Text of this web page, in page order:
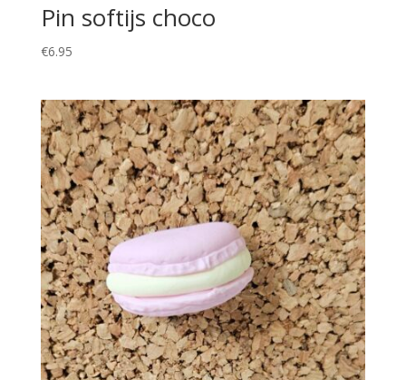
Pin softijs choco
€6.95